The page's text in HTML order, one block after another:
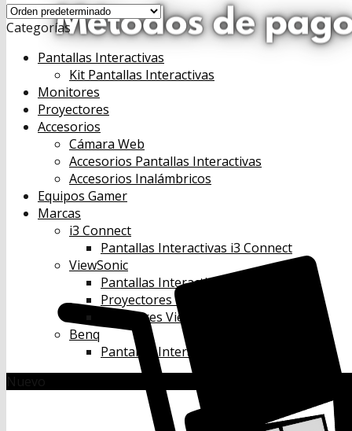
Categorías
Pantallas Interactivas
Kit Pantallas Interactivas
Monitores
Proyectores
Accesorios
Cámara Web
Accesorios Pantallas Interactivas
Accesorios Inalámbricos
Equipos Gamer
Marcas
i3 Connect
Pantallas Interactivas i3 Connect
ViewSonic
Pantallas Interactivas Viewsonic
Proyectores Viewsonic
Monitores Viewsonic
Benq
Pantallas Interactivas Benq